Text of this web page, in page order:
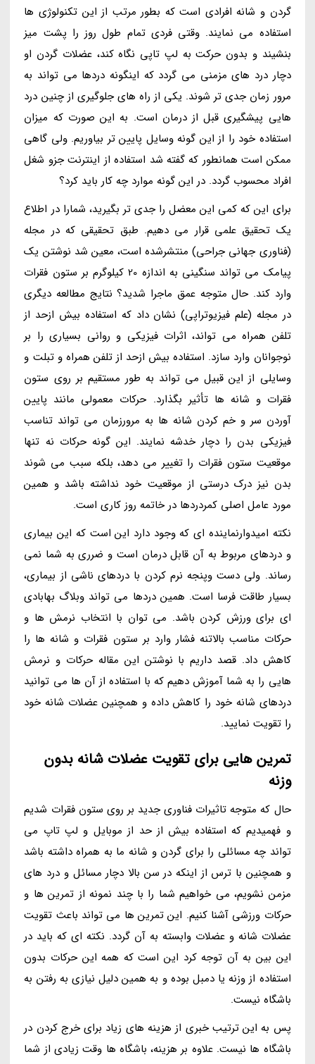
گردن و شانه افرادی است که بطور مرتب از این تکنولوژی ها
استفاده می نمایند. وقتی فردی تمام طول روز را پشت میز
بنشیند و بدون حرکت به لپ تاپی نگاه کند، عضلات گردن او
دچار درد های مزمنی می گردد که اینگونه دردها می تواند به
مرور زمان جدی تر شوند. یکی از راه های جلوگیری از چنین درد
هایی پیشگیری قبل از درمان است. به این صورت که میزان
استفاده خود را از این گونه وسایل پایین تر بیاوریم. ولی گاهی
ممکن است همانطور که گفته شد استفاده از اینترنت جزو شغل
افراد محسوب گردد. در این گونه موارد چه کار باید کرد؟
برای این که کمی این معضل را جدی تر بگیرید، شمارا در اطلاع
یک تحقیق علمی قرار می دهیم. طبق تحقیقی که در مجله
(فناوری جهانی جراحی) منتشرشده است، معین شد نوشتن یک
پیامک می تواند سنگینی به اندازه 20 کیلوگرم بر ستون فقرات
وارد کند. حال متوجه عمق ماجرا شدید؟ نتایج مطالعه دیگری
در مجله (علم فیزیوتراپی) نشان داد که استفاده بیش ازحد از
تلفن همراه می تواند، اثرات فیزیکی و روانی بسیاری را بر
نوجوانان وارد سازد. استفاده بیش ازحد از تلفن همراه و تبلت و
وسایلی از این قبیل می تواند به طور مستقیم بر روی ستون
فقرات و شانه ها تأثیر بگذارد. حرکات معمولی مانند پایین
آوردن سر و خم کردن شانه ها به مرورزمان می تواند تناسب
فیزیکی بدن را دچار خدشه نمایند. این گونه حرکات نه تنها
موقعیت ستون فقرات را تغییر می دهد، بلکه سبب می شوند
بدن نیز درک درستی از موقعیت خود نداشته باشد و همین
مورد عامل اصلی کمردردها در خاتمه روز کاری است.
نکته امیدوارنماینده ای که وجود دارد این است که این بیماری
و دردهای مربوط به آن قابل درمان است و ضرری به شما نمی
رساند. ولی دست وپنجه نرم کردن با دردهای ناشی از بیماری،
بسیار طاقت فرسا است. همین دردها می تواند وبلاگ بهابادی
ای برای ورزش کردن باشد. می توان با انتخاب نرمش ها و
حرکات مناسب بالاتنه فشار وارد بر ستون فقرات و شانه ها را
کاهش داد. قصد داریم با نوشتن این مقاله حرکات و نرمش
هایی را به شما آموزش دهیم که با استفاده از آن ها می توانید
دردهای شانه خود را کاهش داده و همچنین عضلات شانه خود
را تقویت نمایید.
تمرین هایی برای تقویت عضلات شانه بدون
وزنه
حال که متوجه تاثیرات فناوری جدید بر روی ستون فقرات شدیم
و فهمیدیم که استفاده بیش از حد از موبایل و لپ تاپ می
تواند چه مسائلی را برای گردن و شانه ما به همراه داشته باشد
و همچنین با ترس از اینکه در سن بالا دچار مسائل و درد های
مزمن نشویم، می خواهیم شما را با چند نمونه از تمرین ها و
حرکات ورزشی آشنا کنیم. این تمرین ها می تواند باعث تقویت
عضلات شانه و عضلات وابسته به آن گردد. نکته ای که باید در
این بین به آن توجه کرد این است که همه این حرکات بدون
استفاده از وزنه یا دمبل بوده و به همین دلیل نیازی به رفتن به
باشگاه نیست.
پس به این ترتیب خبری از هزینه های زیاد برای خرج کردن در
باشگاه ها نیست. علاوه بر هزینه، باشگاه ها وقت زیادی از شما